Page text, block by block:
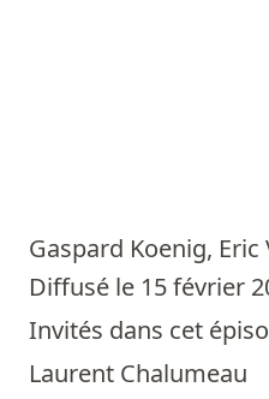
Gaspard Koenig,
Diffusé le 15 février
Invités dans cet
Laurent Chalumeau
Sources